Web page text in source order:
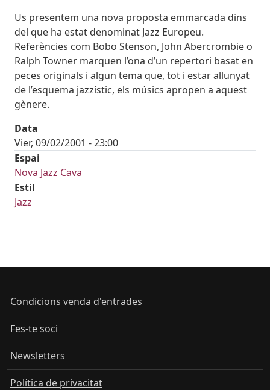
Body
Us presentem una nova proposta emmarcada dins
del que ha estat denominat Jazz Europeu.
Referències com Bobo Stenson, John Abercrombie o
Ralph Towner marquen l’ona d’un repertori basat en
peces originals i algun tema que, tot i estar allunyat
de l’esquema jazzístic, els músics apropen a aquest
gènere.
Data
Vier, 09/02/2001 - 23:00
Espai
Nova Jazz Cava
Estil
Jazz
Condicions venda d'entrades
Fes-te soci
Newsletters
Política de privacitat